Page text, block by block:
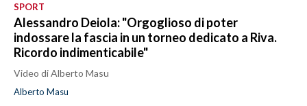
SPORT
Alessandro Deiola: "Orgoglioso di poter
indossare la fascia in un torneo dedicato a Riva.
Ricordo indimenticabile"
Video di Alberto Masu
Alberto Masu